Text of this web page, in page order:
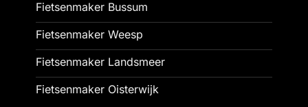
Fietsenmaker Bussum
Fietsenmaker Weesp
Fietsenmaker Landsmeer
Fietsenmaker Oisterwijk